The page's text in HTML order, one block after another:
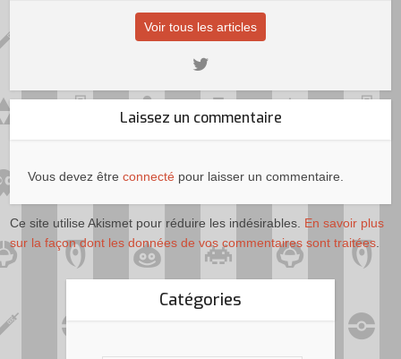
Voir tous les articles
Laissez un commentaire
Vous devez êtreconnecté pour laisser un commentaire.
Ce site utilise Akismet pour réduire les indésirables. En savoir plus
sur la façon dont les données de vos commentaires sont traitées
Catégories